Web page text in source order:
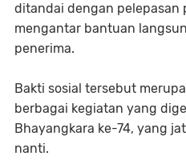
ditandai dengan pelepasan
mengantar bantuan
penerima.
Bakti sosial tersebut
berbagai kegiatan yang
Bhayangkara ke-74, yang
nanti.